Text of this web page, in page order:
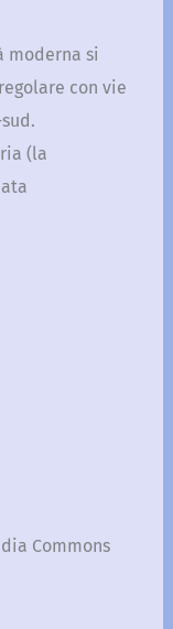
moderna si
con vie
(la
Commons